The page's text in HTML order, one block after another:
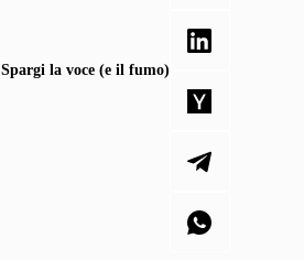
Spargi la voce (e il fumo)